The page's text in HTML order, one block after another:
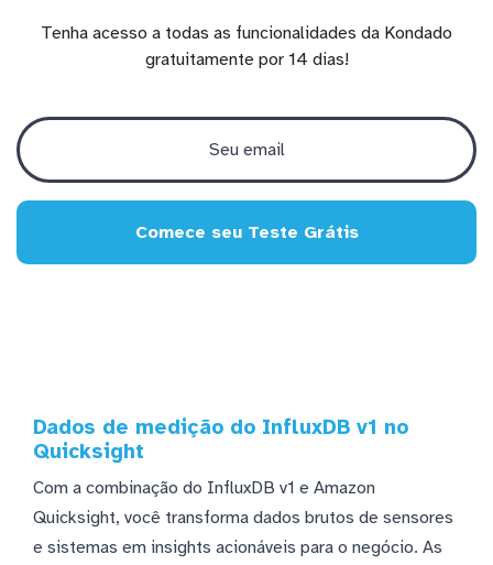
Tenha acesso a todas as funcionalidades da Kondado
gratuitamente por 14 dias!
Comece seu Teste Grátis
Dados de medição do InfluxDB v1 no
Quicksight
Com a combinação do InfluxDB v1 e Amazon
Quicksight, você transforma dados brutos de sensores
e sistemas em insights acionáveis para o negócio. As